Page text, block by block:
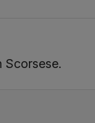
Scorsese.